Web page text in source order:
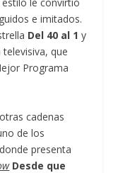
e imitados.
Del 40 al 1y
que
Programa
cadenas
de los
donde presenta
Desde que